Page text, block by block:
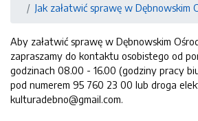
Jak załatwić sprawę w Dębnowskim
Aby załatwić sprawę w Dębnowskim
zapraszamy do kontaktu osobistego od
godzinach 08.00 - 16.00 (godziny pracy
pod numerem 95 760 23 00 lub droga
kulturadebno@gmail.com.